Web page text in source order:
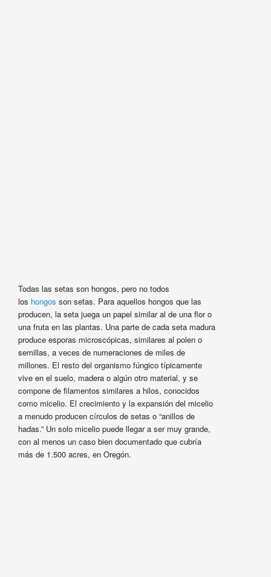
Todas las setas son hongos, pero no todos
los hongos son setas. Para aquellos hongos que las
producen, la seta juega un papel similar al de una flor o
una fruta en las plantas. Una parte de cada seta madura
produce esporas microscópicas, similares al polen o
semillas, a veces de numeraciones de miles de
millones. El resto del organismo fúngico típicamente
vive en el suelo, madera o algún otro material, y se
compone de filamentos similares a hilos, conocidos
como micelio. El crecimiento y la expansión del micelio
a menudo producen círculos de setas o “anillos de
hadas.” Un solo micelio puede llegar a ser muy grande,
con al menos un caso bien documentado que cubría
más de 1.500 acres, en Oregón.